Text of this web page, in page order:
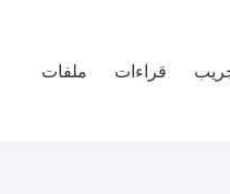
قراءات ملفات